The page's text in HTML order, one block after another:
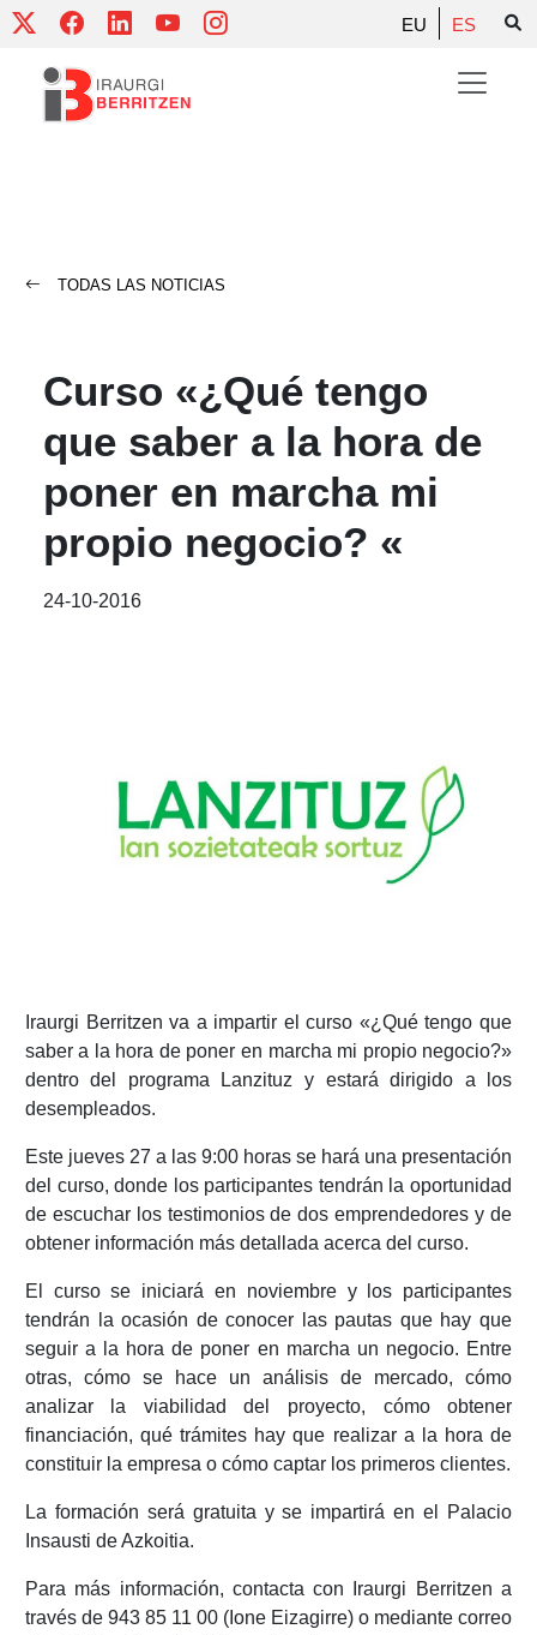
Skip
content
EU ES
TODAS LAS NOTICIAS
Curso «¿Qué tengo
que saber a la hora de
poner en marcha mi
propio negocio? «
24-10-2016
Iraurgi Berritzen va a impartir el curso «¿Qué tengo que
saber a la hora de poner en marcha mi propio negocio?»
dentro del programa Lanzituz y estará dirigido a los
desempleados.
Este jueves 27 a las 9:00 horas se hará una presentación
del curso, donde los participantes tendrán la oportunidad
de escuchar los testimonios de dos emprendedores y de
obtener información más detallada acerca del curso.
El curso se iniciará en noviembre y los participantes
tendrán la ocasión de conocer las pautas que hay que
seguir a la hora de poner en marcha un negocio. Entre
otras, cómo se hace un análisis de mercado, cómo
analizar la viabilidad del proyecto, cómo obtener
financiación, qué trámites hay que realizar a la hora de
constituir la empresa o cómo captar los primeros clientes.
La formación será gratuita y se impartirá en el Palacio
Insausti de Azkoitia.
Para más información, contacta con Iraurgi Berritzen a
través de 943 85 11 00 (Ione Eizagirre) o mediante correo